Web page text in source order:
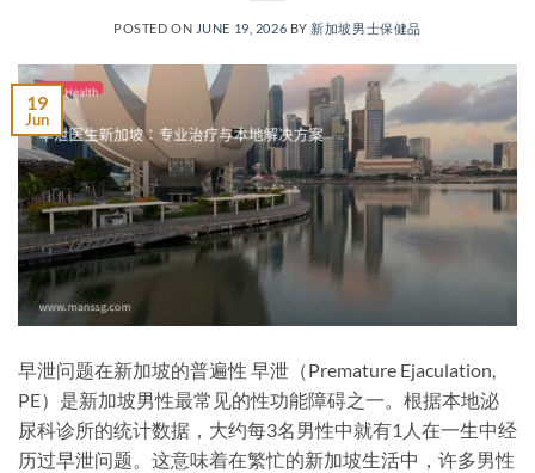
POSTED ON JUNE 19, 2026 BY 新加坡男士保健品
19
Jun
早泄问题在新加坡的普遍性 早泄（Premature Ejaculation,
PE）是新加坡男性最常见的性功能障碍之一。根据本地泌
尿科诊所的统计数据，大约每3名男性中就有1人在一生中经
历过早泄问题。这意味着在繁忙的新加坡生活中，许多男性